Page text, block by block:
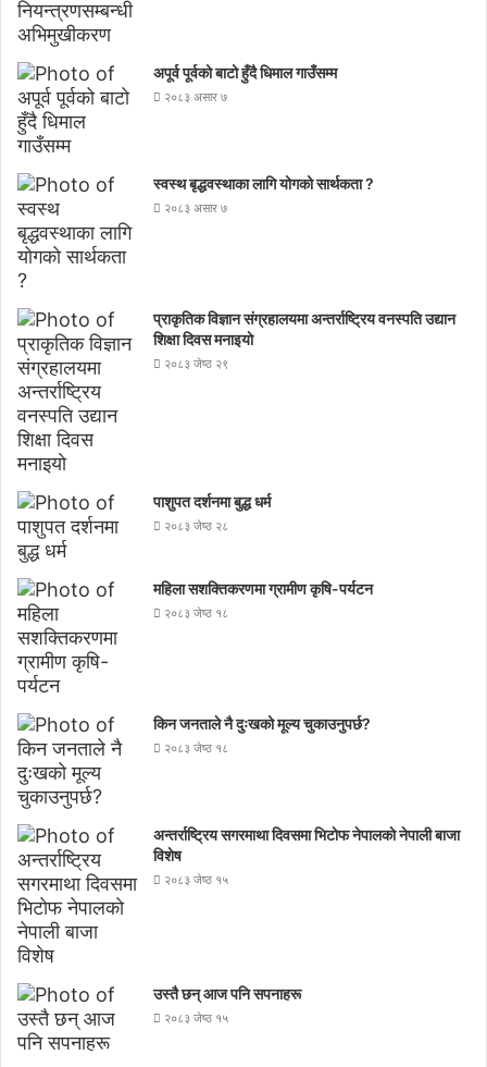
अपूर्व पूर्वको बाटो हुँदै धिमाल गाउँसम्म
२०८३ असार ७
स्वस्थ बृद्धवस्थाका लागि योगको सार्थकता ?
२०८३ असार ७
प्राकृतिक विज्ञान संग्रहालयमा अन्तर्राष्ट्रिय वनस्पति उद्यान
शिक्षा दिवस मनाइयाे
२०८३ जेष्ठ २९
पाशुपत दर्शनमा बुद्ध धर्म​
२०८३ जेष्ठ २८
महिला सशक्तिकरणमा ग्रामीण कृषि-पर्यटन
२०८३ जेष्ठ १८
किन जनताले नै दुःखको मूल्य चुकाउनुपर्छ?
२०८३ जेष्ठ १८
अन्तर्राष्ट्रिय सगरमाथा दिवसमा भिटाेफ नेपालकाे नेपाली बाजा
विशेष
२०८३ जेष्ठ १५
उस्तै छन् आज पनि सपनाहरू
२०८३ जेष्ठ १५